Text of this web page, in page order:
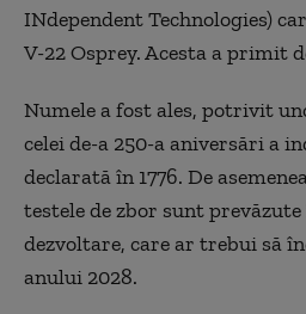
INdependent Technologies)
V-22 Osprey. Acesta a primit
Numele a fost ales, potrivit
celei de-a 250-a aniversări a
declarată în 1776. De
testele de zbor sunt
dezvoltare, care ar trebui să
anului 2028.